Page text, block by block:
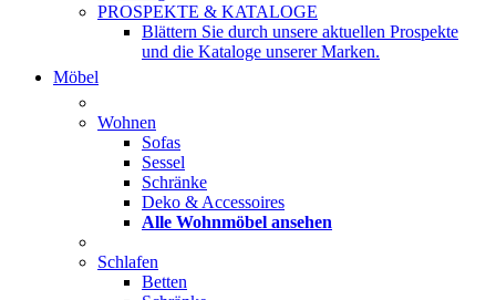
PROSPEKTE & KATALOGE
Blättern Sie durch unsere aktuellen Prospekte
und die Kataloge unserer Marken.
Möbel
Wohnen
Sofas
Sessel
Schränke
Deko & Accessoires
Alle Wohnmöbel ansehen
Schlafen
Betten